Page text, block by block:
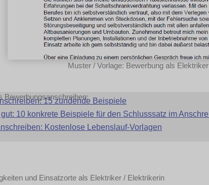
Muster / Vorlage: Bewerbung als
Bewerbungsanschreiben:
15 zündende Beispiele
10 konkrete Beispiele für den Schlusssatz im
Kostenlose Lebenslauf-Vorlagen
und Einsatzorte als Elektriker / Elektrikerin